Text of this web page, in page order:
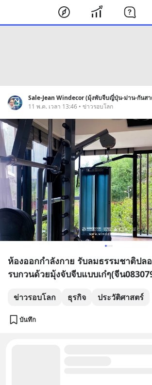
Sale-Jean Windecor (มุ้งพับจีบญี่ปุ่น-ม่าน-กันส
11 พ.ค. เวลา 13:46 • ข่าวรอบโลก
ห้องออกกำลังกาย รับลมธรรมชาติปล
รบกวนด้วยมุ้งจับจีบแบบเก๋ๆ(จีน
ข่าวรอบโลก ธุรกิจ ประวัติศาสตร์
บันทึก